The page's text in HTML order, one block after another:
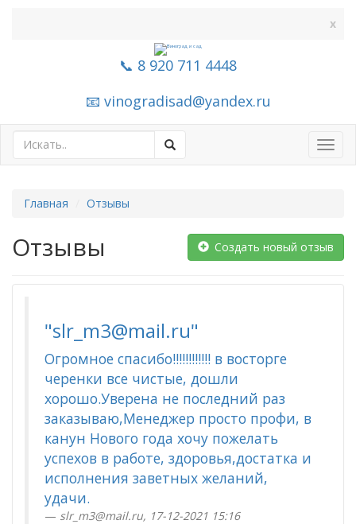
x
📞 8 920 711 4448
📧 vinogradisad@yandex.ru
Главная Отзывы
Отзывы Создать новый отзыв
"slr_m3@mail.ru"
Огромное спасибо!!!!!!!!!!!! в восторге
черенки все чистые, дошли
хорошо.Уверена не последний раз
заказываю,Менеджер просто профи, в
канун Нового года хочу пожелать
успехов в работе, здоровья,достатка и
исполнения заветных желаний,
удачи.
slr_m3@mail.ru, 17-12-2021 15:16